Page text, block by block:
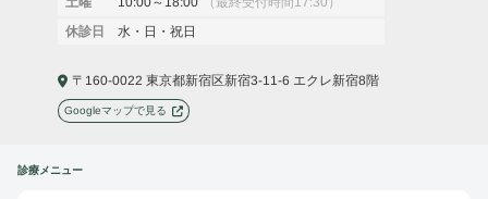
休診日 水・日・祝日
〒160-0022 東京都新宿区新宿3-11-6 エクレ新宿8階
Googleマップで見る
診療メニュー